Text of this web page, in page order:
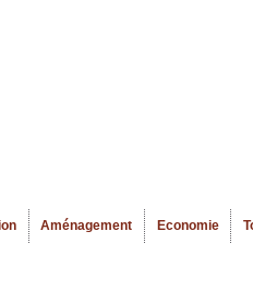
Aménagement Economie